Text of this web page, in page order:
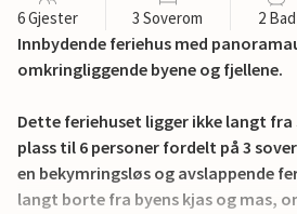
6 Gjester 3 Soverom 2 Bad
Innbydende feriehus med
omkringliggende byene og fjellene.
Dette feriehuset ligger ikke langt
plass til 6 personer fordelt på 3
en bekymringsløs og avslappende
langt borte fra byens kjas og mas,